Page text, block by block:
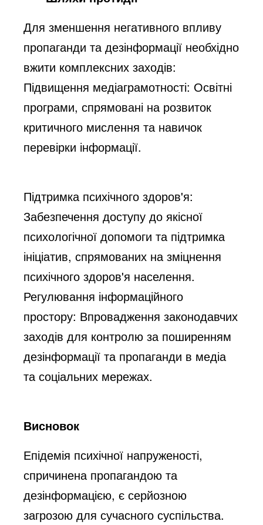
Для зменшення негативного впливу
пропаганди та дезінформації необхідно
вжити комплексних заходів:
Підвищення медіаграмотності: Освітні
програми, спрямовані на розвиток
критичного мислення та навичок
перевірки інформації.
Підтримка психічного здоров'я:
Забезпечення доступу до якісної
психологічної допомоги та підтримка
ініціатив, спрямованих на зміцнення
психічного здоров'я населення.
Регулювання інформаційного
простору: Впровадження законодавчих
заходів для контролю за поширенням
дезінформації та пропаганди в медіа
та соціальних мережах.
Висновок
Епідемія психічної напруженості,
спричинена пропагандою та
дезінформацією, є серйозною
загрозою для сучасного суспільства.